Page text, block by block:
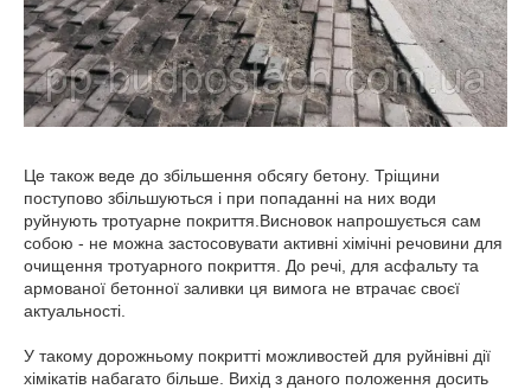
Це також веде до збільшення обсягу бетону. Тріщини
поступово збільшуються і при попаданні на них води
руйнують тротуарне покриття.Висновок напрошується сам
собою - не можна застосовувати активні хімічні речовини для
очищення тротуарного покриття. До речі, для асфальту та
армованої бетонної заливки ця вимога не втрачає своєї
актуальності.
У такому дорожньому покритті можливостей для руйнівні дії
хімікатів набагато більше. Вихід з даного положення досить